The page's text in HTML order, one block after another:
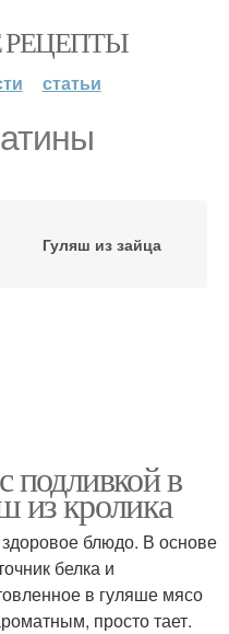
статьи
Гуляш из зайца
подливкой в
из кролика
блюдо. В основе
белка и
в гуляше мясо
просто тает.